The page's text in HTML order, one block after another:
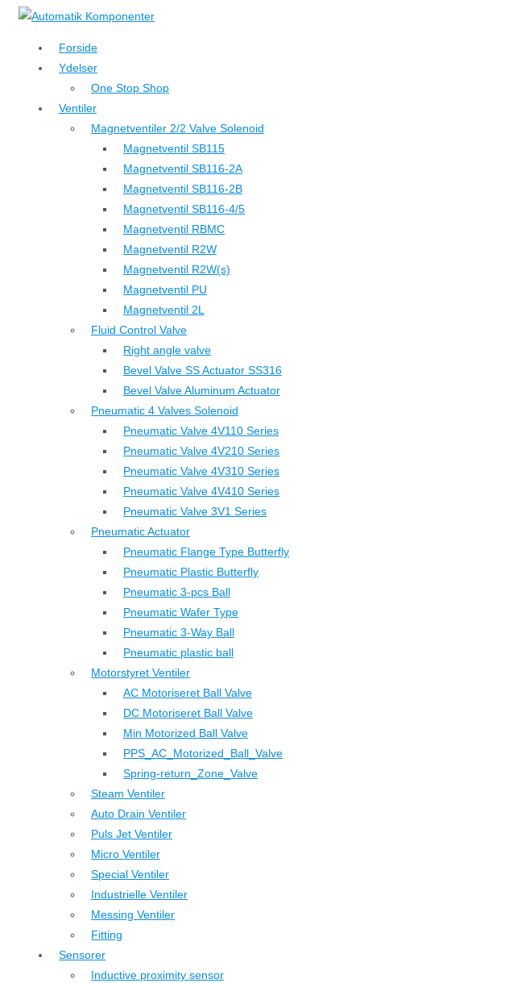
↓
hovedindhold
Forside
Ydelser
One Stop Shop
Ventiler
Magnetventiler 2/2 Valve Solenoid
Magnetventil SB115
Magnetventil SB116-2A
Magnetventil SB116-2B
Magnetventil SB116-4/5
Magnetventil RBMC
Magnetventil R2W
Magnetventil R2W(s)
Magnetventil PU
Magnetventil 2L
Fluid Control Valve
Right angle valve
Bevel Valve SS Actuator SS316
Bevel Valve Aluminum Actuator
Pneumatic 4 Valves Solenoid
Pneumatic Valve 4V110 Series
Pneumatic Valve 4V210 Series
Pneumatic Valve 4V310 Series
Pneumatic Valve 4V410 Series
Pneumatic Valve 3V1 Series
Pneumatic Actuator
Pneumatic Flange Type Butterfly
Pneumatic Plastic Butterfly
Pneumatic 3-pcs Ball
Pneumatic Wafer Type
Pneumatic 3-Way Ball
Pneumatic plastic ball
Motorstyret Ventiler
AC Motoriseret Ball Valve
DC Motoriseret Ball Valve
Min Motorized Ball Valve
PPS_AC_Motorized_Ball_Valve
Spring-return_Zone_Valve
Steam Ventiler
Auto Drain Ventiler
Puls Jet Ventiler
Micro Ventiler
Special Ventiler
Industrielle Ventiler
Messing Ventiler
Fitting
Sensorer
Inductive proximity sensor